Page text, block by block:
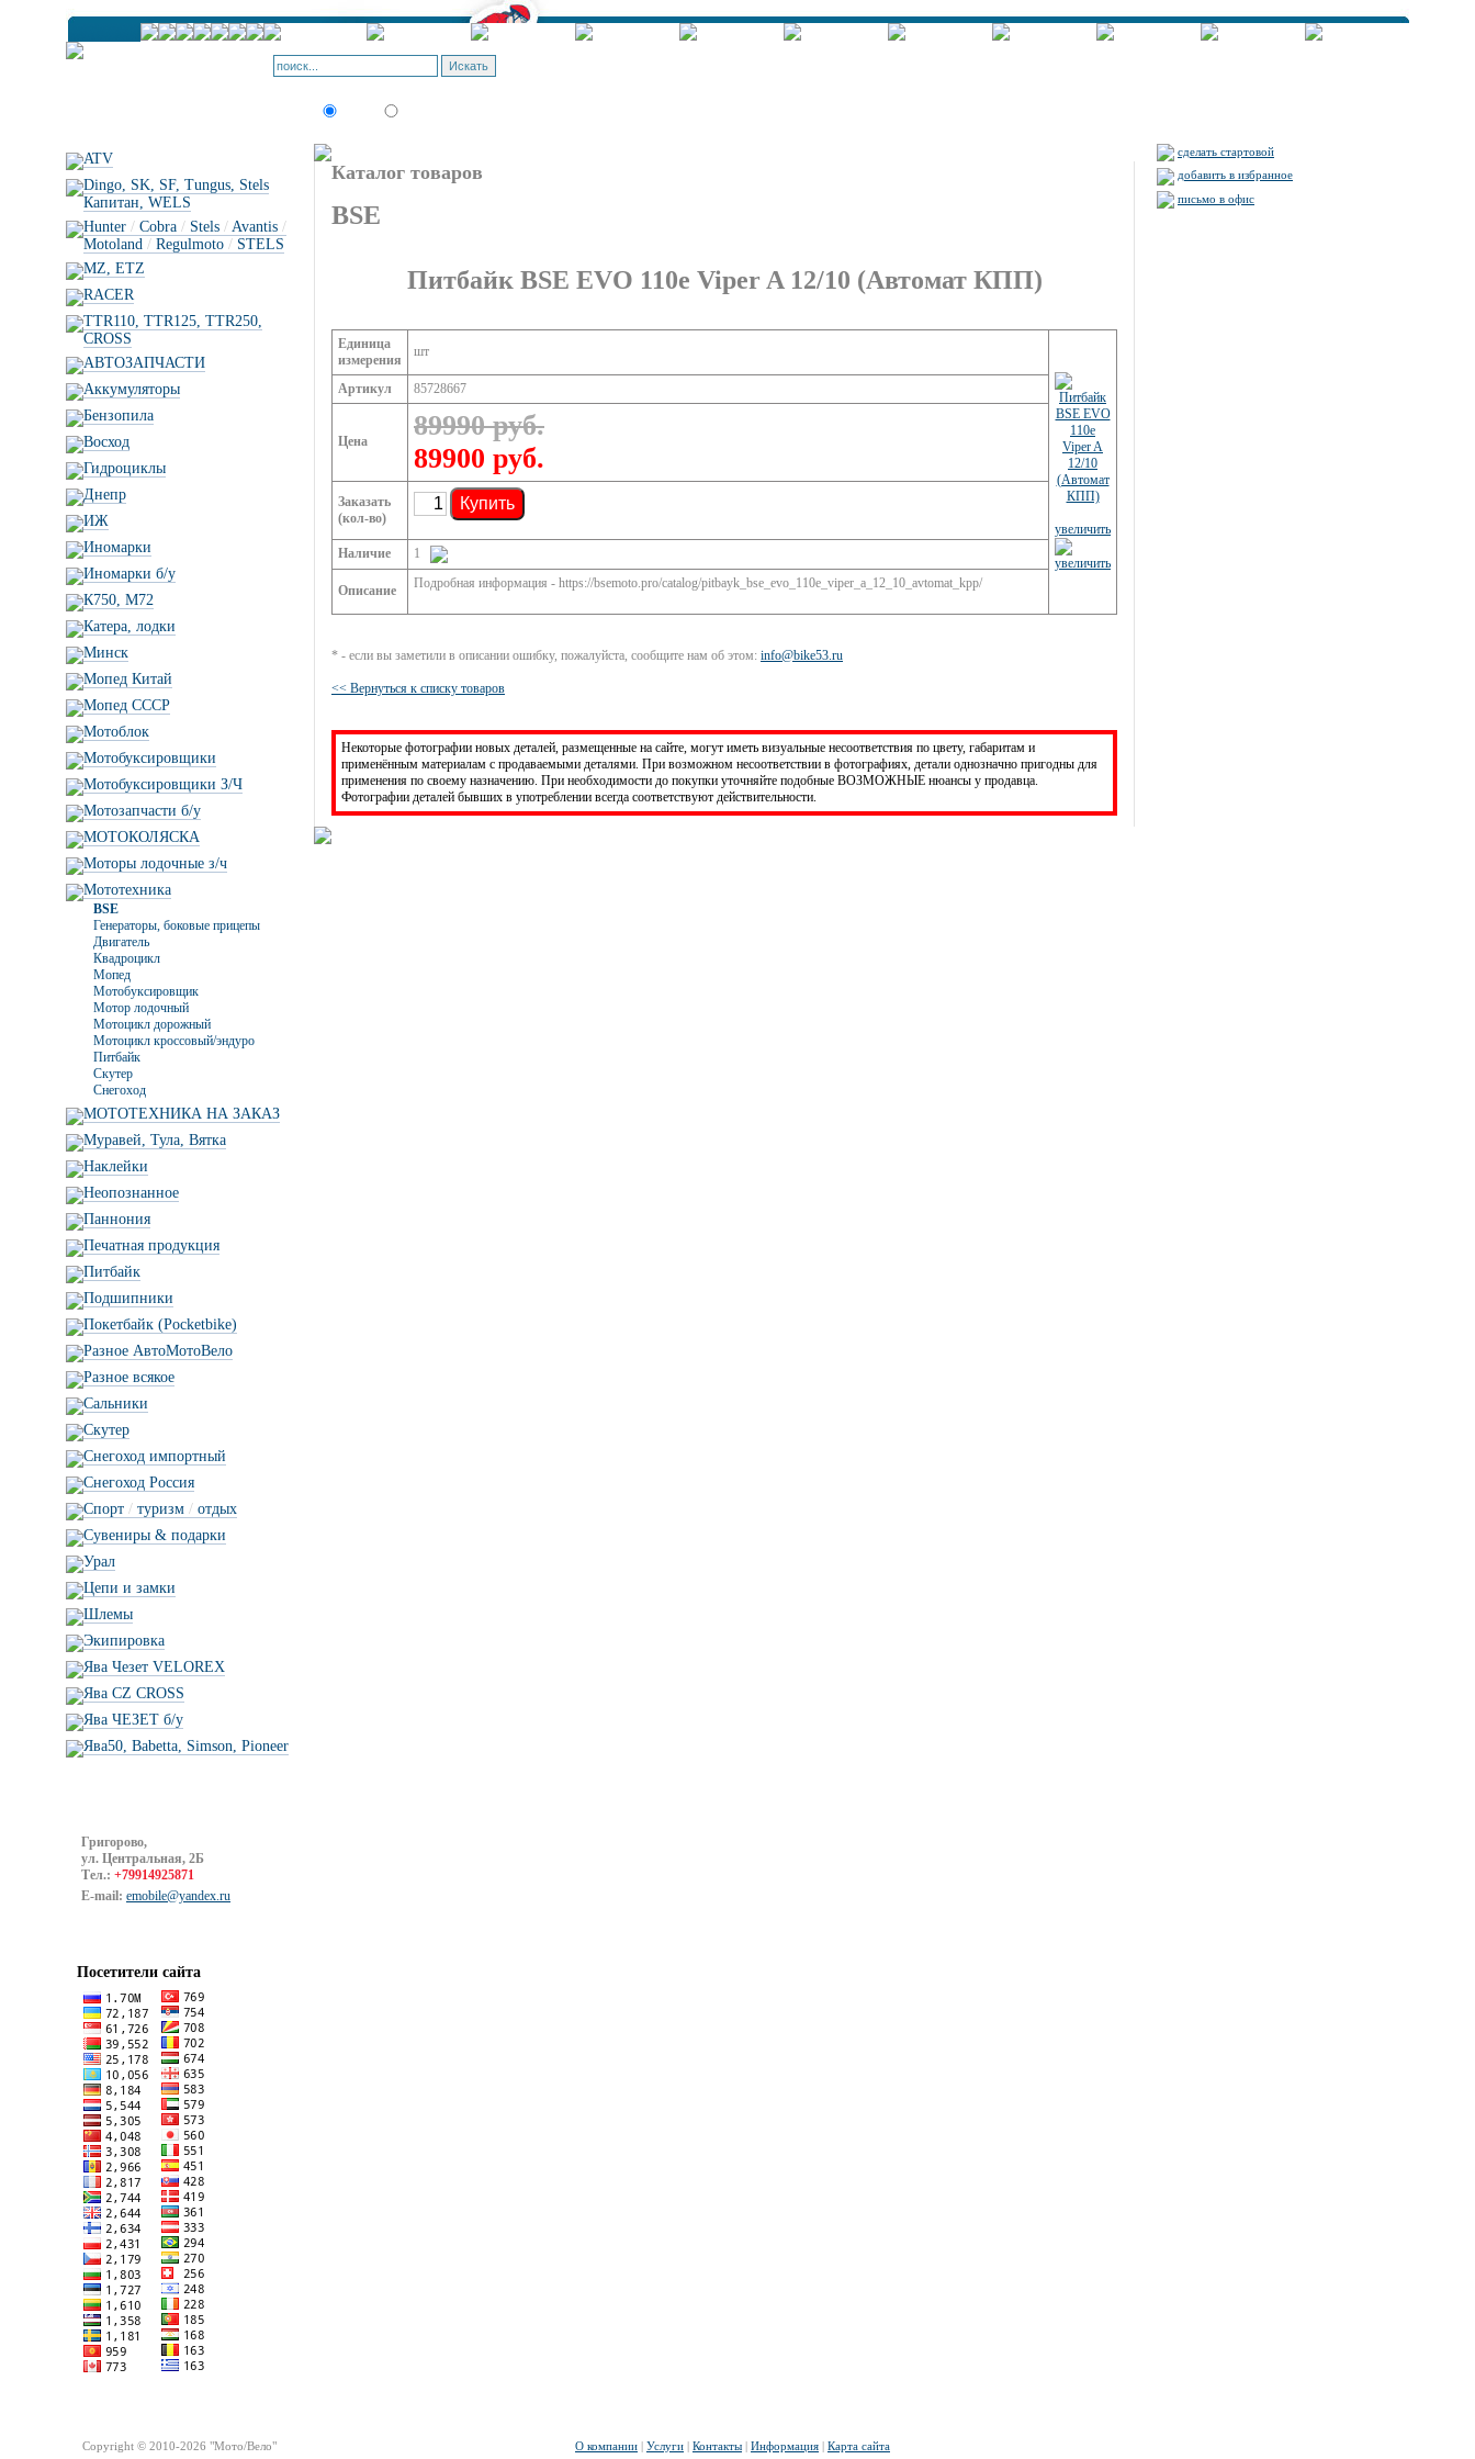
ATV
Dingo, SK, SF, Tungus, Stels
Капитан, WELS
Hunter / Cobra / Stels / Avantis /
Motoland / Regulmoto / STELS
MZ, ETZ
RACER
TTR110, TTR125, TTR250,
CROSS
АВТОЗАПЧАСТИ
Аккумуляторы
Бензопила
Восход
Гидроциклы
Днепр
ИЖ
Иномарки
Иномарки б/у
К750, М72
Катера, лодки
Минск
Мопед Китай
Мопед СССР
Мотоблок
Мотобуксировщики
Мотобуксировщики З/Ч
Мотозапчасти б/у
МОТОКОЛЯСКА
Моторы лодочные з/ч
Мототехника
BSE
Генераторы, боковые прицепы
Двигатель
Квадроцикл
Мопед
Мотобуксировщик
Мотор лодочный
Мотоцикл дорожный
Мотоцикл кроссовый/эндуро
Питбайк
Скутер
Снегоход
МОТОТЕХНИКА НА ЗАКАЗ
Муравей, Тула, Вятка
Наклейки
Неопознанное
Паннония
Печатная продукция
Питбайк
Подшипники
Покетбайк (Pocketbike)
Разное АвтоМотоВело
Разное всякое
Сальники
Скутер
Снегоход импортный
Снегоход Россия
Спорт / туризм / отдых
Сувениры & подарки
Урал
Цепи и замки
Шлемы
Экипировка
Ява Чезет VELOREX
Ява CZ CROSS
Ява ЧЕЗЕТ б/у
Ява50, Babetta, Simson, Pioneer
Григорово,
ул. Центральная, 2Б
Тел.: +79914925871
E-mail: emobile@yandex.ru
Посетители сайта
Каталог товаров
BSE
Питбайк BSE EVO 110e Viper A 12/10 (Автомат КПП)
Единица
измерения
шт
увеличить
Артикул 85728667
Цена
89990 руб.
89900 руб.
Заказать
(кол-во)
Купить
Наличие 1
Описание Подробная информация - https://bsemoto.pro/catalog/pitbayk_bse_evo_110e_viper_a_12_10_avtomat_kpp/
* - если вы заметили в описании ошибку, пожалуйста, сообщите нам об этом: info@bike53.ru
<< Вернуться к списку товаров
Некоторые фотографии новых деталей, размещенные на сайте, могут иметь визуальные несоответствия по цвету, габаритам и
применённым материалам с продаваемыми деталями. При возможном несоответствии в фотографиях, детали однозначно пригодны для
применения по своему назначению. При необходимости до покупки уточняйте подобные ВОЗМОЖНЫЕ нюансы у продавца.
Фотографии деталей бывших в употреблении всегда соответствуют действительности.
сделать стартовой
добавить в избранное
письмо в офис
Copyright © 2010-2026 "Мото/Вело" О компании | Услуги | Контакты | Информация | Карта сайта